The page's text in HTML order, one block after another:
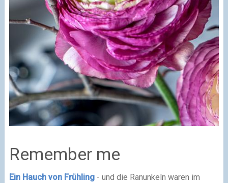
Remember me
Ein Hauch von Frühling- und die Ranunkeln waren im